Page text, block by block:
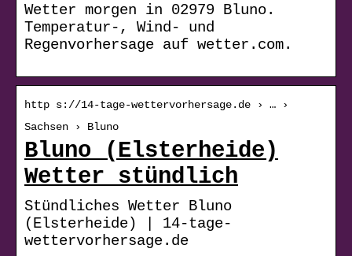
Wetter morgen in 02979 Bluno.
Temperatur-, Wind- und
Regenvorhersage auf wetter.com.
http s://14-tage-wettervorhersage.de › … ›
Sachsen › Bluno
Bluno (Elsterheide)
Wetter stündlich
Stündliches Wetter Bluno
(Elsterheide) | 14-tage-
wettervorhersage.de